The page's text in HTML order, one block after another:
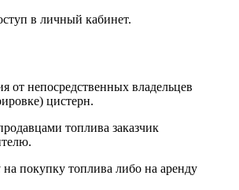
в личный кабинет.
от непосредственных владельцев
цистерн.
топлива заказчик
покупку топлива либо на аренду